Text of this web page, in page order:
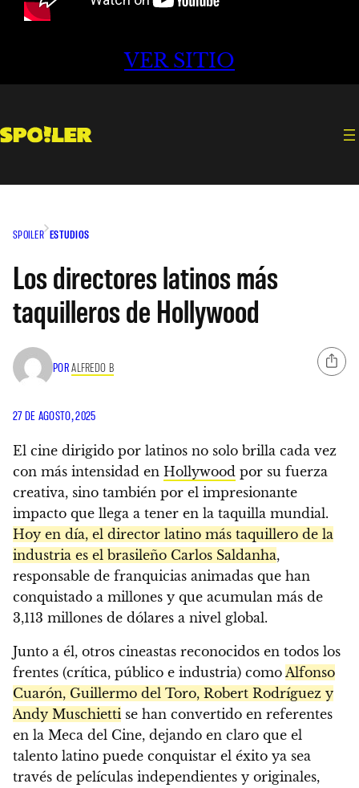
VER SITIO
SPOILER ESTUDIOS
Los directores latinos más
taquilleros de Hollywood
PORALFREDO B
27 DE AGOSTO, 2025
El cine dirigido por latinos no solo brilla cada vez
con más intensidad en Hollywood por su fuerza
creativa, sino también por el impresionante
impacto que llega a tener en la taquilla mundial.
Hoy en día, el director latino más taquillero de la
industria es el brasileño Carlos Saldanha,
responsable de franquicias animadas que han
conquistado a millones y que acumulan más de
3,113 millones de dólares a nivel global.
Junto a él, otros cineastas reconocidos en todos los
frentes (crítica, público e industria) como Alfonso
Cuarón, Guillermo del Toro, Robert Rodríguez y
Andy Muschietti se han convertido en referentes
en la Meca del Cine, dejando en claro que el
talento latino puede conquistar el éxito ya sea
través de películas independientes y originales,